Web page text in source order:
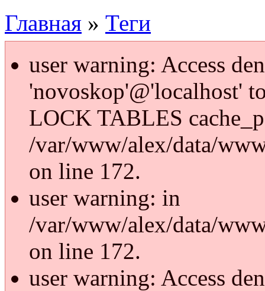
Главная » Теги
user warning: Access
'novoskop'@'localhost'
LOCK TABLES
/var/www/alex/data/
on line 172.
user warning: in
/var/www/alex/data/
on line 172.
user warning: Access